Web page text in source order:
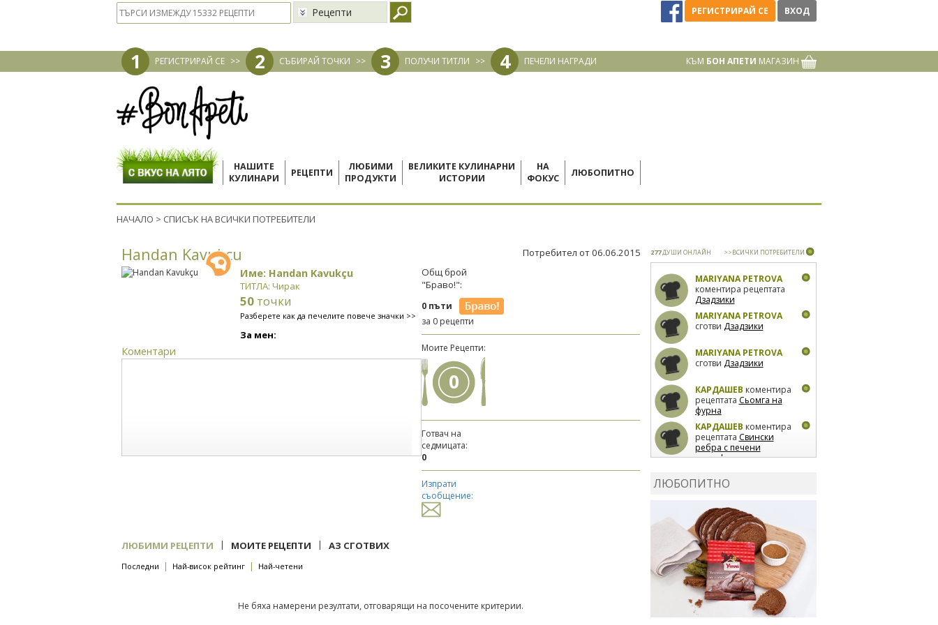
Рецепти РЕГИСТРИРАЙ СЕ ВХОД
1 РЕГИСТРИРАЙ СЕ >> 2 СЪБИРАЙ ТОЧКИ >> 3 ПОЛУЧИ ТИТЛИ >> 4 ПЕЧЕЛИ НАГРАДИ КЪМ БОН АПЕТИ МАГАЗИН
НАШИТЕ
КУЛИНАРИ
РЕЦЕПТИ
ЛЮБИМИ
ПРОДУКТИ
ВЕЛИКИТЕ КУЛИНАРНИ
ИСТОРИИ
НА
ФОКУС
ЛЮБОПИТНО
НАЧАЛО > СПИСЪК НА ВСИЧКИ ПОТРЕБИТЕЛИ
Handan Kavukçu Потребител от 06.06.2015
Име: Handan Kavukçu
ТИТЛА: Чирак
50 точки
Разберете как да печелите повече значки >>
За мен:
Коментари
Общ брой
"Браво!":
0 пъти
за 0 рецепти
Моите Рецепти:
0
Готвач на
седмицата:
0
Изпрати
съобщение:
ЛЮБИМИ РЕЦЕПТИ | МОИТЕ РЕЦЕПТИ | АЗ СГОТВИХ
Последни | Най-висок рейтинг | Най-четени
Не бяха намерени резултати, отговарящи на посочените критерии.
277ДУШИ ОНЛАЙН >>ВСИЧКИ ПОТРЕБИТЕЛИ
MARIYANA PETROVA
коментира рецептата
Дзадзики
MARIYANA PETROVA
сготви Дзадзики
MARIYANA PETROVA
сготви Дзадзики
КАРДАШЕВ коментира
рецептата Сьомга на
фурна
КАРДАШЕВ коментира
рецептата Свински
ребра с печени
картофи
лимон
коментира рецептата
Киноа със зеленчуци
ЛЮБОПИТНО